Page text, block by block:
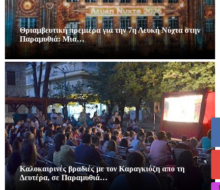
Θριαμβευτική πρεμιέρα για την 7η Λευκή Νύχτα στην
Παραμυθιά: Μια…
Καλοκαιρινές βραδιές με τον Καραγκιόζη απο τη
Δευτέρα, σε Παραμυθιά…